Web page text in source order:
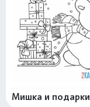
Мишка и подарки